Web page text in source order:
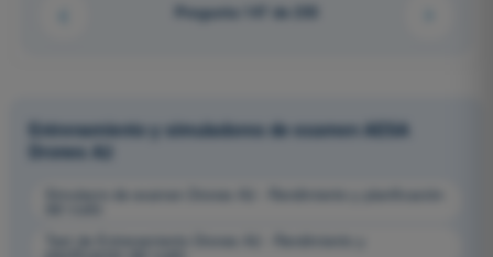
Pregunta 147 de 255
Entrenamiento y simuladores de examen AESA
Drones A2
Simulacro de examen Drones A2 - Rendimiento y planificación
Test de Entrenamiento Drones A2 - Rendimiento y